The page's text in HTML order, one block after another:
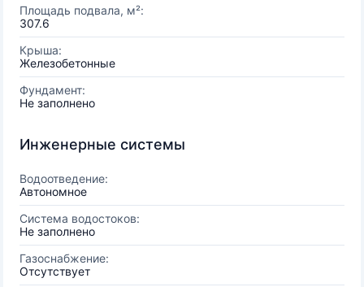
Площадь подвала, м²:
307.6
Крыша:
Железобетонные
Фундамент:
Не заполнено
Инженерные системы
Водоотведение:
Автономное
Система водостоков:
Не заполнено
Газоснабжение:
Отсутствует